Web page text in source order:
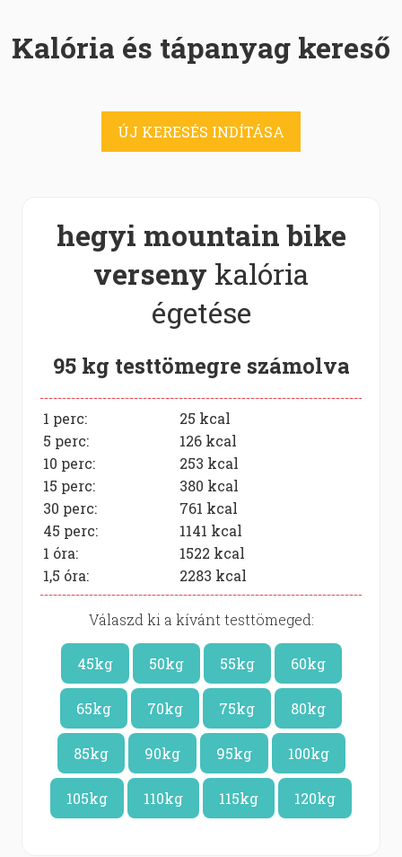
Kalória és tápanyag kereső
ÚJ KERESÉS INDÍTÁSA
hegyi mountain bike
verseny kalória
égetése
95 kg testtömegre számolva
1 perc: 25 kcal
5 perc:
126 kcal
10 perc:
253 kcal
15 perc:
380 kcal
30 perc:
761 kcal
45 perc:
1141 kcal
1 óra:
1522 kcal
1,5 óra:
2283 kcal
Válaszd ki a kívánt testtömeged:
45kg 50kg 55kg 60kg
65kg 70kg 75kg 80kg
85kg 90kg 95kg 100kg
105kg 110kg 115kg 120kg